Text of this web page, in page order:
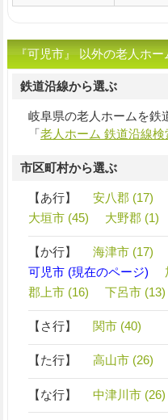
『可児市』 以外の老人ホ
鉄道沿線から選ぶ
岐阜県の老人ホームを鉄
「老人ホーム 鉄道沿線検
市区町村から選ぶ
【あ行】 安八郡 (17)
大垣市 (45)
大野郡 (1)
【か行】 海津市 (17)
可児市 (現在のページ)
郡上市 (16)
下呂市 (13)
【さ行】 関市 (40)
【た行】 高山市 (26)
【な行】 中津川市 (26)